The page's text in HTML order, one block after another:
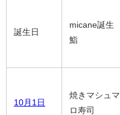
誕生日
micane誕生
鮨
10月1日
焼きマシュマ
ロ寿司